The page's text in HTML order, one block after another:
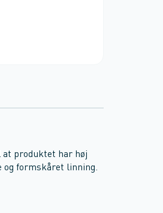
at produktet har høj
og formskåret linning.